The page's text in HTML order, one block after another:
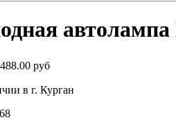
руб
в г. Курган